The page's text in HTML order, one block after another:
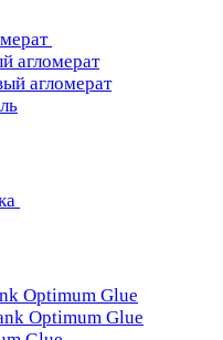
агломерат
агломерат
Optimum Glue
Optimum Glue